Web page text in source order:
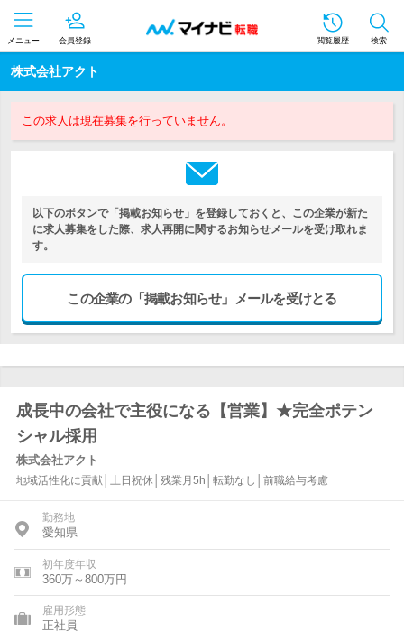
メニュー 会員登録 閲覧履歴 検索
株式会社アクト
この求人は現在募集を行っていません。
以下のボタンで「掲載お知らせ」を登録しておくと、この企業が新た
に求人募集をした際、求人再開に関するお知らせメールを受け取れま
す。
この企業の「掲載お知らせ」メールを受けとる
成長中の会社で主役になる【営業】★完全ポテン
シャル採用
株式会社アクト
地域活性化に貢献│土日祝休│残業月5h│転勤なし│前職給与考慮
勤務地
愛知県
初年度年収
360万～800万円
雇用形態
正社員